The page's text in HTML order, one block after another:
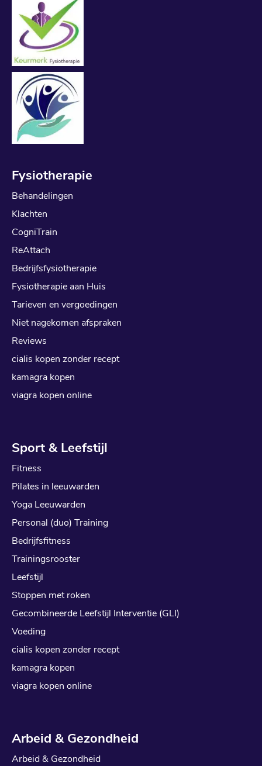
Fysiotherapie
Behandelingen
Klachten
CogniTrain
ReAttach
Bedrijfsfysiotherapie
Fysiotherapie aan Huis
Tarieven en vergoedingen
Niet nagekomen afspraken
Reviews
cialis kopen zonder recept
kamagra kopen
viagra kopen online
Sport & Leefstijl
Fitness
Pilates in leeuwarden
Yoga Leeuwarden
Personal (duo) Training
Bedrijfsfitness
Trainingsrooster
Leefstijl
Stoppen met roken
Gecombineerde Leefstijl Interventie (GLI)
Voeding
cialis kopen zonder recept
kamagra kopen
viagra kopen online
Arbeid & Gezondheid
Arbeid & Gezondheid